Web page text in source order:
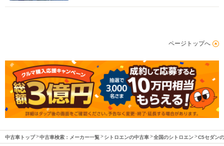
ページトップへ
中古車トップ 中古車検索：メーカー一覧 シトロエンの中古車 全国のシトロエン C5セダン